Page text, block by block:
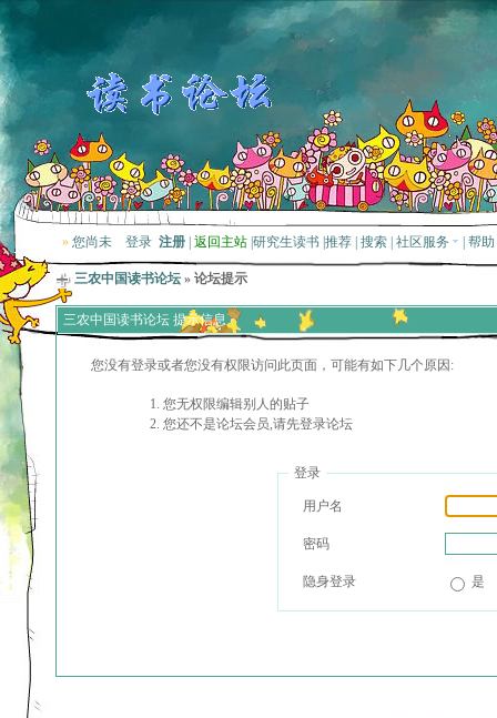
» 您尚未 登录 注册 返回主站 研究生读书 推荐 搜索 社区服务 帮助
三农中国读书论坛 » 论坛提示
三农中国读书论坛 提示信息
您没有登录或者您没有权限访问此页面，可能有如下几个原因:
您无权限编辑别人的贴子
您还不是论坛会员,请先登录论坛
登录
用户名
密码
隐身登录 是